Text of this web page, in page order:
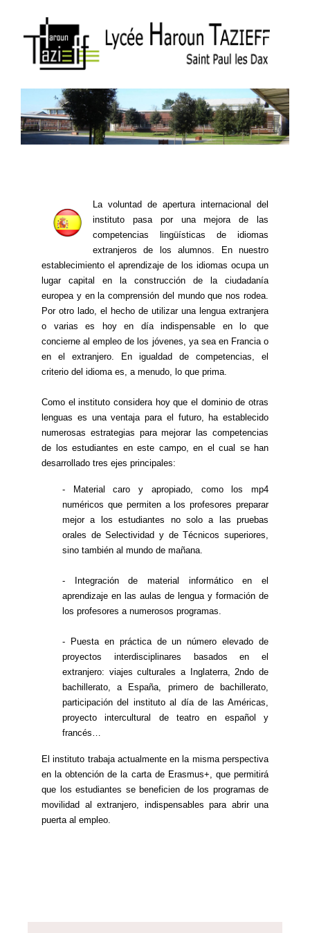
La voluntad de apertura internacional del
instituto pasa por una mejora de las
competencias lingüísticas de idiomas
extranjeros de los alumnos. En nuestro
establecimiento el aprendizaje de los idiomas ocupa un
lugar capital en la construcción de la ciudadanía
europea y en la comprensión del mundo que nos rodea.
Por otro lado, el hecho de utilizar una lengua extranjera
o varias es hoy en día indispensable en lo que
concierne al empleo de los jóvenes, ya sea en Francia o
en el extranjero. En igualdad de competencias, el
criterio del idioma es, a menudo, lo que prima.
Como el instituto considera hoy que el dominio de otras
lenguas es una ventaja para el futuro, ha establecido
numerosas estrategias para mejorar las competencias
de los estudiantes en este campo, en el cual se han
desarrollado tres ejes principales:
- Material caro y apropiado, como los mp4
numéricos que permiten a los profesores preparar
mejor a los estudiantes no solo a las pruebas
orales de Selectividad y de Técnicos superiores,
sino también al mundo de mañana.
- Integración de material informático en el
aprendizaje en las aulas de lengua y formación de
los profesores a numerosos programas.
- Puesta en práctica de un número elevado de
proyectos interdisciplinares basados en el
extranjero: viajes culturales a Inglaterra, 2ndo de
bachillerato, a España, primero de bachillerato,
participación del instituto al día de las Américas,
proyecto intercultural de teatro en español y
francés…
El instituto trabaja actualmente en la misma perspectiva
en la obtención de la carta de Erasmus+, que permitirá
que los estudiantes se beneficien de los programas de
movilidad al extranjero, indispensables para abrir una
puerta al empleo.